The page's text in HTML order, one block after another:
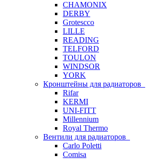
CHAMONIX
DERBY
Grotescco
LILLE
READING
TELFORD
TOULON
WINDSOR
YORK
Кронштейны для радиаторов
Rifar
KERMI
UNI-FITT
Millennium
Royal Thermo
Вентили для радиаторов
Carlo Poletti
Comisa